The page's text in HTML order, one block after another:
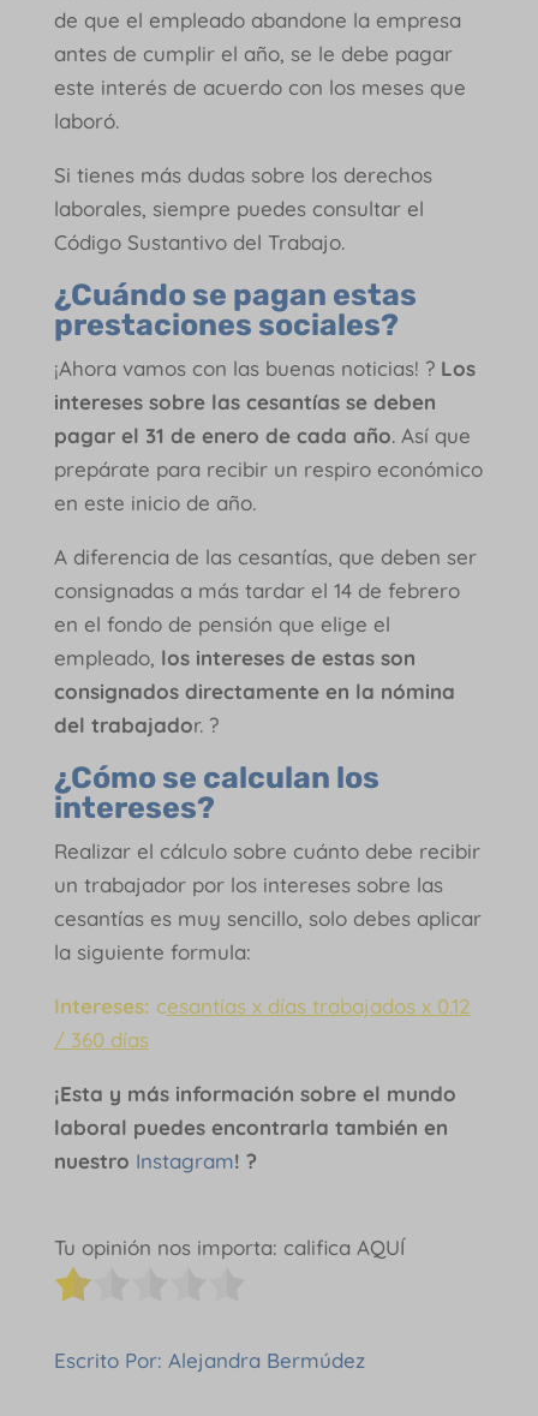
de que el empleado abandone la empresa
antes de cumplir el año, se le debe pagar
este interés de acuerdo con los meses que
laboró.
Si tienes más dudas sobre los derechos
laborales, siempre puedes consultar el
Código Sustantivo del Trabajo.
¿Cuándo se pagan estas
prestaciones sociales?
¡Ahora vamos con las buenas noticias! ? Los
intereses sobre las cesantías se deben
pagar el 31 de enero de cada año. Así que
prepárate para recibir un respiro económico
en este inicio de año.
A diferencia de las cesantías, que deben ser
consignadas a más tardar el 14 de febrero
en el fondo de pensión que elige el
empleado, los intereses de estas son
consignados directamente en la nómina
del trabajador. ?
¿Cómo se calculan los
intereses?
Realizar el cálculo sobre cuánto debe recibir
un trabajador por los intereses sobre las
cesantías es muy sencillo, solo debes aplicar
la siguiente formula:
Intereses: cesantías x días trabajados x 0.12
/ 360 días
¡Esta y más información sobre el mundo
laboral puedes encontrarla también en
nuestro Instagram! ?
Tu opinión nos importa: califica AQUÍ
Escrito Por: Alejandra Bermúdez